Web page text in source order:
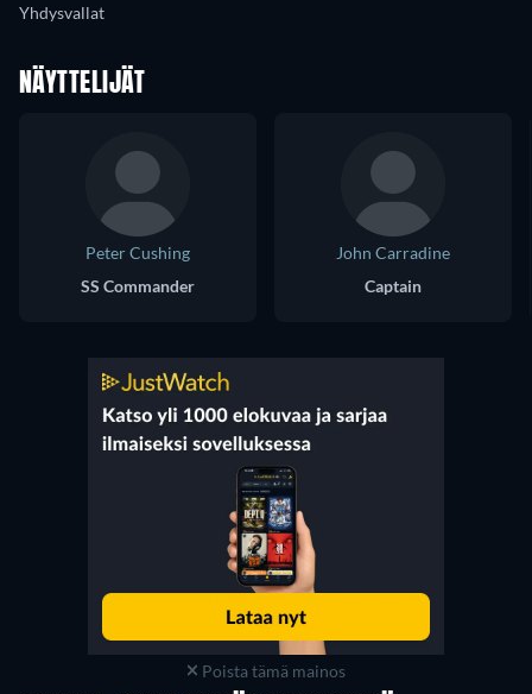
Yhdysvallat
NÄYTTELIJÄT
Peter Cushing
SS Commander
John Carradine
Captain
Poista tämä mainos